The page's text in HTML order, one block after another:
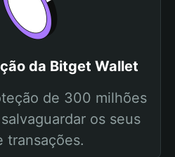
da Bitget Wallet
de 300 milhões
os seus
transações.